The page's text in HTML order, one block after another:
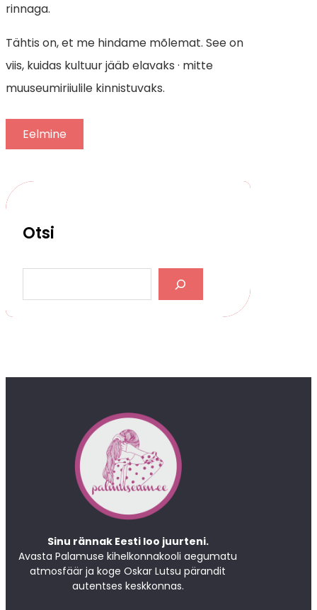
rinnaga.
Tähtis on, et me hindame mõlemat. See on
viis, kuidas kultuur jääb elavaks · mitte
muuseumiriiulile kinnistuvaks.
Eelmine
Otsi
a
Sinu rännak Eesti loo juurteni.
Avasta Palamuse kihelkonnakooli aegumatu
atmosfäär ja koge Oskar Lutsu pärandit
autentses keskkonnas.